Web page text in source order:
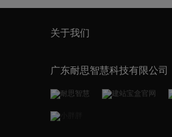
关于我们
广东耐思智慧科技有限公司